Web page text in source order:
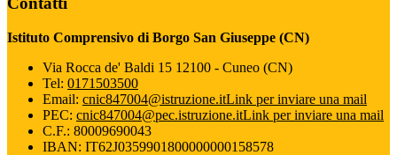
Istituto Comprensivo di Borgo San Giuseppe (CN)
Via Rocca de' Baldi 15 12100 - Cuneo (CN)
Tel: 0171503500
Email: cnic847004@istruzione.itLink per inviare una mail
PEC: cnic847004@pec.istruzione.itLink per inviare una mail
C.F.: 80009690043
IBAN: IT62J0359901800000000158578